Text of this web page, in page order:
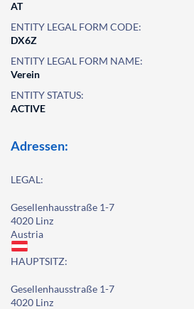
AT
ENTITY LEGAL FORM CODE:
DX6Z
ENTITY LEGAL FORM NAME:
Verein
ENTITY STATUS:
ACTIVE
Adressen:
LEGAL:
Gesellenhausstraße 1-7
4020 Linz
Austria
HAUPTSITZ:
Gesellenhausstraße 1-7
4020 Linz